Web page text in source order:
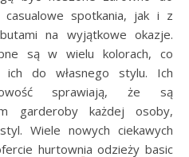
spotkania, jak i z
na wyjątkowe okazje.
są w wielu kolorach, co
ich do własnego stylu. Ich
sprawiają, że są
garderoby każdej osoby,
Wiele nowych ciekawych
hurtownia odzieży basic